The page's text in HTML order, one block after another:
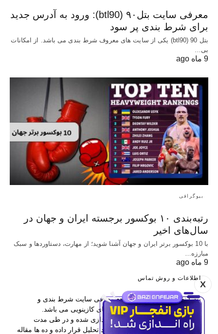
X
معرفی سایت بتل۹۰ (btl90): ورود به آدرس جدید
برای شرط بندی پر سود
بتل 90 (btl90) یکی از سایت های معروف شرط بندی می باشد. از امکانات
بی…
9 ماه ago
بیوگرافی
رتبه‌بندی ۱۰ بوکسور برجسته ایران و جهان در
سال‌های اخیر
با 10 بوکسور برتر ایران و جهان آشنا شوید؛ از مهارت، دستاوردها و سبک
مبارزه…
9 ماه ago
اطلاعات و روش تماس
بت اینفو یکی از برترین مراجع معرفی سایت شرط بندی و
همچنین آموزش پیش بینی و بازی های کازینویی می باشد.
این وب سایت در سال 1397 راه اندازی شده و در طی مدت
فعالیتش بیش از 400 سایت را مورد تحلیل قرار داده و ده ها مقاله